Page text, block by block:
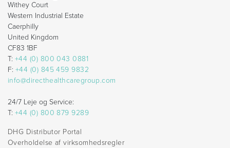
Withey Court
Western Industrial Estate
Caerphilly
United Kingdom
CF83 1BF
T: +44 (0) 800 043 0881
F: +44 (0) 845 459 9832
info@directhealthcaregroup.com
24/7 Leje og Service:
T: +44 (0) 800 879 9289
DHG Distributor Portal
Overholdelse af virksomhedsregler